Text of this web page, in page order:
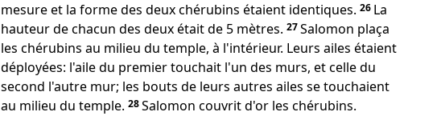
mesure et la forme des deux chérubins étaient identiques. 26 La
hauteur de chacun des deux était de 5 mètres. 27Salomon plaça
les chérubins au milieu du temple, à l'intérieur. Leurs ailes étaient
déployées: l'aile du premier touchait l'un des murs, et celle du
second l'autre mur; les bouts de leurs autres ailes se touchaient
au milieu du temple. 28Salomon couvrit d'or les chérubins.